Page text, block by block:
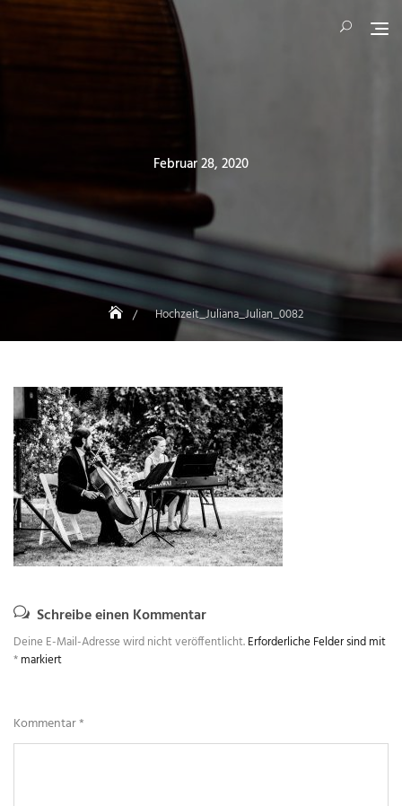
Posted
Februar 28, 2020
Hochzeit_Juliana_Julian_0082
Schreibe einen Kommentar
Deine E-Mail-Adresse wird nicht veröffentlicht.Erforderliche Felder sind mit
*markiert
Kommentar*